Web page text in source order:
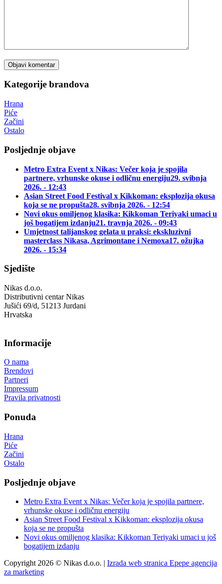
Kategorije brandova
Hrana
Piće
Začini
Ostalo
Posljednje objave
Metro Extra Event x Nikas: Večer koja je spojila
partnere, vrhunske okuse i odličnu energiju29. svibnja
2026. - 12:43
Asian Street Food Festival x Kikkoman: eksplozija okusa
koja se ne propušta28. svibnja 2026. - 12:54
Novi okus omiljenog klasika: Kikkoman Teriyaki umaci u
još bogatijem izdanju21. travnja 2026. - 09:43
Umjetnost talijanskog gelata u praksi: ekskluzivni
masterclass Nikasa, Agrimontane i Nemoxa17. ožujka
2026. - 15:34
Sjedište
Nikas d.o.o.
Distributivni centar Nikas
Jušići 69/d, 51213 Jurdani
Hrvatska
Informacije
O nama
Brendovi
Partneri
Impressum
Pravila privatnosti
Ponuda
Hrana
Piće
Začini
Ostalo
Posljednje objave
Metro Extra Event x Nikas: Večer koja je spojila partnere,
vrhunske okuse i odličnu energiju
Asian Street Food Festival x Kikkoman: eksplozija okusa
koja se ne propušta
Novi okus omiljenog klasika: Kikkoman Teriyaki umaci u još
bogatijem izdanju
Copyright 2026 © Nikas d.o.o. | Izrada web stranica Epepe agencija
za marketing